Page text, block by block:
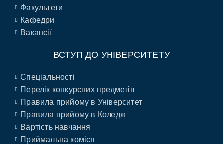
Факультети
Кафедри
Вакансії
ВСТУП ДО УНІВЕРСИТЕТУ
Спеціальності
Перелік конкурсних предметів
Правила прийому в Університет
Правила прийому в Коледж
Вартість навчання
Приймальна коміся